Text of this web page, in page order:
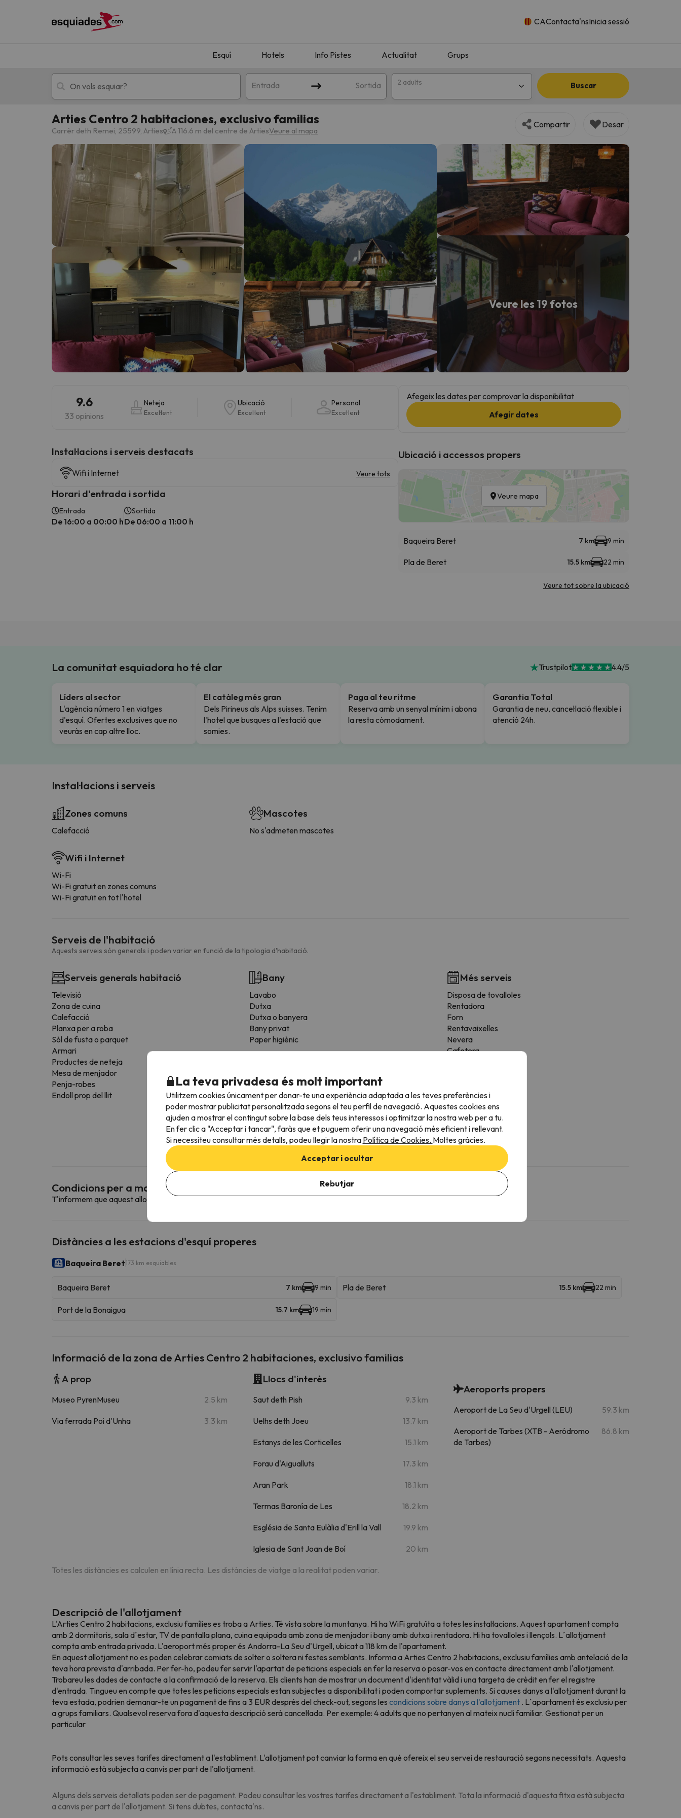
CAContacta'nsInicia sessió
Esquí Hotels Info Pistes Actualitat Grups
Entrada Sortida 2 adults Buscar
Esquí Escapades
!Vaja! No hem trobat resultats que coincideixin amb la teva cerca. Intenteu modificar la destinació.
Vaja! Sembla que el nostre cercador ha perdut el nord. Quan trobi la seva brúixola torna.
Arties Centro 2 habitaciones, exclusivo familias
Carrèr deth Remei, 25599, Arties A 116.6 m del centre de ArtiesVeure al mapa
Compartir Desar
Veure les 19 fotos
9.6
33 opinions
Neteja
Excel·lent
Ubicació
Excel·lent
Personal
Excel·lent
Instal·lacions i serveis destacats
Wifi i Internet Veure tots
Horari d'entrada i sortida
Entrada
De 16:00 a 00:00 h
Sortida
De 06:00 a 11:00 h
Afegeix les dates per comprovar la disponibilitat
Afegir dates
Ubicació i accessos propers
Veure mapa
Baqueira Beret 7 km 9 min
Pla de Beret 15.5 km 22 min
Veure tot sobre la ubicació
La comunitat esquiadora ho té clar Trustpilot 4.4/5
Líders al sector
L'agència número 1 en viatges
d'esquí. Ofertes exclusives que no
veuràs en cap altre lloc.
El catàleg més gran
Dels Pirineus als Alps suisses. Tenim
l'hotel que busques a l'estació que
somies.
Paga al teu ritme
Reserva amb un senyal mínim i abona
la resta còmodament.
Garantia Total
Garantia de neu, cancel·lació flexible i
atenció 24h.
Instal·lacions i serveis
Zones comuns
Calefacció
Wifi i Internet
Wi-Fi
Wi-Fi gratuit en zones comuns
Wi-Fi gratuït en tot l'hotel
Mascotes
No s'admeten mascotes
Serveis de l'habitació
Aquests serveis són generals i poden variar en funció de la tipologia d'habitació.
Serveis generals habitació
Televisió
Zona de cuina
Calefacció
Planxa per a roba
Sòl de fusta o parquet
Armari
Productes de neteja
Mesa de menjador
Penja-robes
Endoll prop del llit
Bany
Lavabo
Dutxa
Dutxa o banyera
Bany privat
Paper higiènic
Més serveis
Disposa de tovalloles
Rentadora
Forn
Rentavaixelles
Nevera
Cafetera
Estris de cuina
Assecadora
Zona de menjador
Fogons
Condicions per a mascotes
T'informem que aquest allotjament no admet mascotes.
Distàncies a les estacions d'esquí properes
Baqueira Beret173 km esquiables
Baqueira Beret 7 km 9 min Pla de Beret 15.5 km 22 min
Port de la Bonaigua 15.7 km 19 min
Informació de la zona de Arties Centro 2 habitaciones, exclusivo familias
A prop
Museo PyrenMuseu 2.5 km
Via ferrada Poi d'Unha 3.3 km
Llocs d'interès
Saut deth Pish 9.3 km
Uelhs deth Joeu 13.7 km
Estanys de les Corticelles 15.1 km
Forau d'Aigualluts 17.3 km
Aran Park 18.1 km
Termas Baronía de Les 18.2 km
Església de Santa Eulàlia d'Erill la Vall 19.9 km
Iglesia de Sant Joan de Boí 20 km
Aeroports propers
Aeroport de La Seu d'Urgell (LEU) 59.3 km
Aeroport de Tarbes (XTB - Aeródromo
de Tarbes)
86.8 km
Totes les distàncies es calculen en línia recta. Les distàncies de viatge a la realitat poden variar.
Descripció de l'allotjament
L'Arties Centro 2 habitacions, exclusiu famílies es troba a Arties. Té vista sobre la muntanya. Hi ha WiFi gratuïta a totes les instal·lacions. Aquest apartament compta
amb 2 dormitoris, sala d´estar, TV de pantalla plana, cuina equipada amb zona de menjador i bany amb dutxa i rentadora. Hi ha tovalloles i llençols. L´allotjament
compta amb entrada privada. L'aeroport més proper és Andorra-La Seu d'Urgell, ubicat a 118 km de l'apartament.
En aquest allotjament no es poden celebrar comiats de solter o soltera ni festes semblants. Informa a Arties Centro 2 habitacions, exclusiu famílies amb antelació de la
teva hora prevista d'arribada. Per fer-ho, podeu fer servir l'apartat de peticions especials en fer la reserva o posar-vos en contacte directament amb l'allotjament.
Trobareu les dades de contacte a la confirmació de la reserva. Els clients han de mostrar un document d'identitat vàlid i una targeta de crèdit en fer el registre
d'entrada. Tingueu en compte que totes les peticions especials estan subjectes a disponibilitat i poden comportar suplements. Si causes danys a l'allotjament durant la
teva estada, podrien demanar-te un pagament de fins a 3 EUR després del check-out, segons les condicions sobre danys a l'allotjament . L´apartament és exclusiu per
a grups familiars. Qualsevol reserva fora d'aquesta descripció serà cancel·lada. Per exemple: 4 adults que no pertanyen al mateix nucli familiar. Gestionat per un
particular
Pots consultar les seves tarifes directament a l'establiment. L'allotjament pot canviar la forma en què ofereix el seu servei de restauració segons necessitats. Aquesta
informació està subjecta a canvis per part de l'allotjament.
Alguns dels serveis detallats poden ser de pagament. Podeu consultar les vostres tarifes directament a l'establiment. Tota la informació d'aquesta fitxa està subjecta
a canvis per part de l'allotjament. Si tens dubtes, contacta'ns.
La teva privadesa és molt important
Utilitzem cookies únicament per donar-te una experiència adaptada a les teves preferències i
poder mostrar publicitat personalitzada segons el teu perfil de navegació. Aquestes cookies ens
ajuden a mostrar el contingut sobre la base dels teus interessos i optimitzar la nostra web per a tu.
En fer clic a "Acceptar i tancar", faràs que et puguem oferir una navegació més eficient i rellevant.
Si necessiteu consultar més detalls, podeu llegir la nostra Política de Cookies. Moltes gràcies.
Acceptar i ocultar
Rebutjar